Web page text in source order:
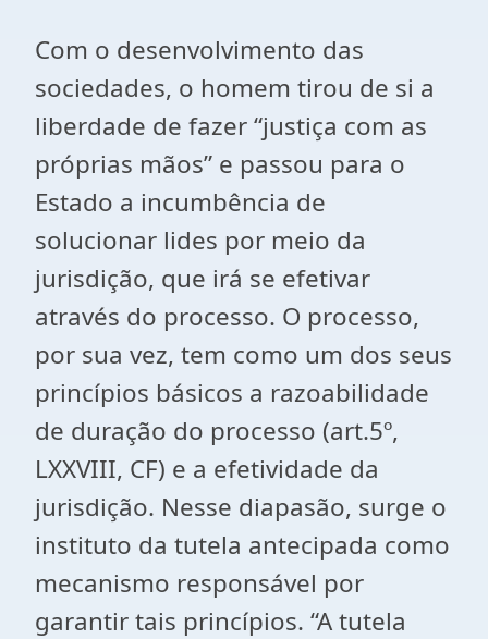
Com o desenvolvimento das
sociedades, o homem tirou de si a
liberdade de fazer “justiça com as
próprias mãos” e passou para o
Estado a incumbência de
solucionar lides por meio da
jurisdição, que irá se efetivar
através do processo. O processo,
por sua vez, tem como um dos seus
princípios básicos a razoabilidade
de duração do processo (art.5º,
LXXVIII, CF) e a efetividade da
jurisdição. Nesse diapasão, surge o
instituto da tutela antecipada como
mecanismo responsável por
garantir tais princípios. “A tutela